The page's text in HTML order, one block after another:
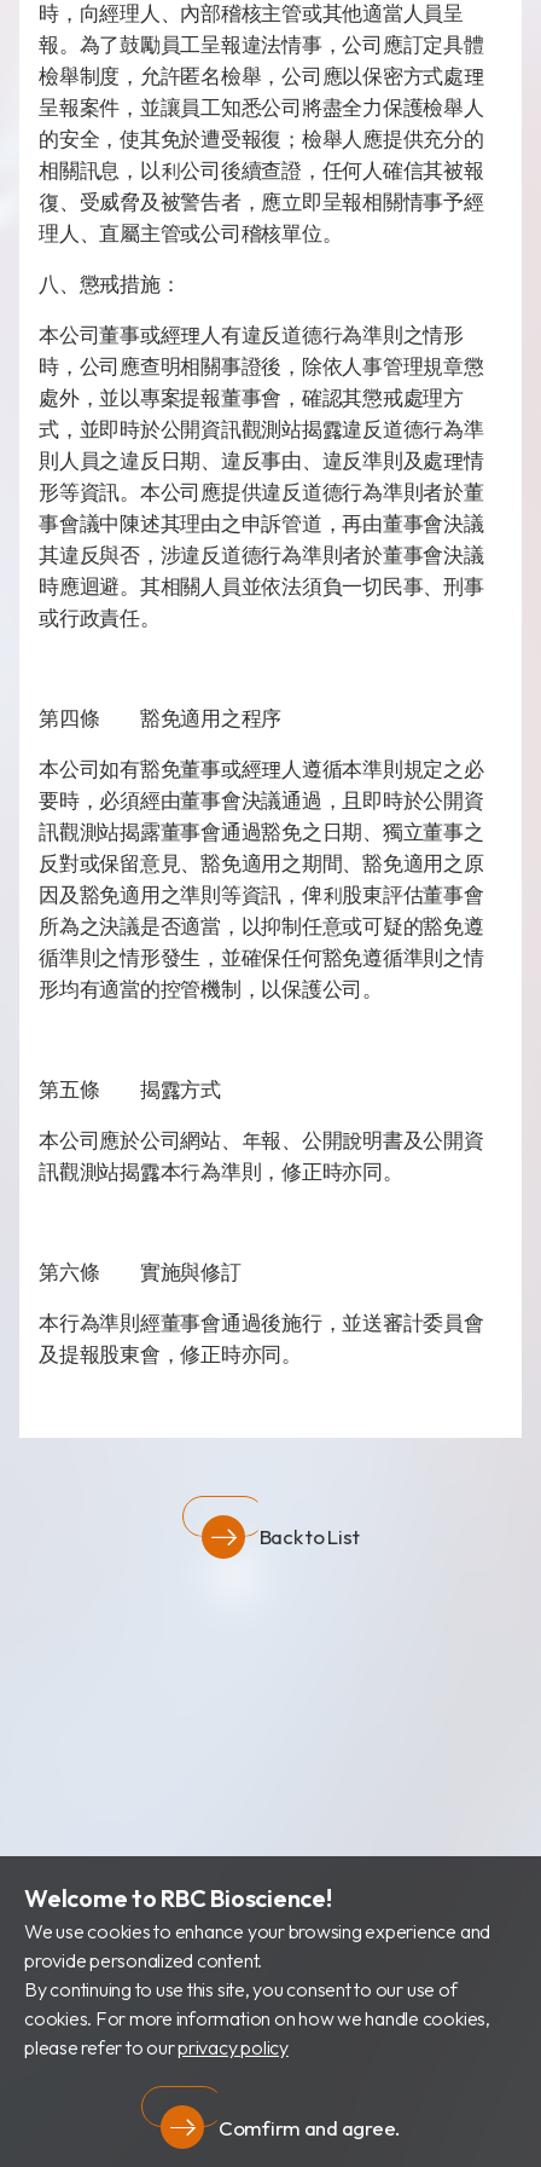
時，向經理人、內部稽核主管或其他適當人員呈
報。為了鼓勵員工呈報違法情事，公司應訂定具體
檢舉制度，允許匿名檢舉，公司應以保密方式處理
呈報案件，並讓員工知悉公司將盡全力保護檢舉人
的安全，使其免於遭受報復；檢舉人應提供充分的
相關訊息，以利公司後續查證，任何人確信其被報
復、受威脅及被警告者，應立即呈報相關情事予經
理人、直屬主管或公司稽核單位。
八、懲戒措施：
本公司董事或經理人有違反道德行為準則之情形
時，公司應查明相關事證後，除依人事管理規章懲
處外，並以專案提報董事會，確認其懲戒處理方
式，並即時於公開資訊觀測站揭露違反道德行為準
則人員之違反日期、違反事由、違反準則及處理情
形等資訊。本公司應提供違反道德行為準則者於董
事會議中陳述其理由之申訴管道，再由董事會決議
其違反與否，涉違反道德行為準則者於董事會決議
時應迴避。其相關人員並依法須負一切民事、刑事
或行政責任。
第四條 豁免適用之程序
本公司如有豁免董事或經理人遵循本準則規定之必
要時，必須經由董事會決議通過，且即時於公開資
訊觀測站揭露董事會通過豁免之日期、獨立董事之
反對或保留意見、豁免適用之期間、豁免適用之原
因及豁免適用之準則等資訊，俾利股東評估董事會
所為之決議是否適當，以抑制任意或可疑的豁免遵
循準則之情形發生，並確保任何豁免遵循準則之情
形均有適當的控管機制，以保護公司。
第五條 揭露方式
本公司應於公司網站、年報、公開說明書及公開資
訊觀測站揭露本行為準則，修正時亦同。
第六條 實施與修訂
本行為準則經董事會通過後施行，並送審計委員會
及提報股東會，修正時亦同。
Back to List
Welcome to RBC Bioscience!
We use cookies to enhance your browsing experience and
provide personalized content.
By continuing to use this site, you consent to our use of
cookies. For more information on how we handle cookies,
please refer to ourprivacy policy
Comfirm and agree.